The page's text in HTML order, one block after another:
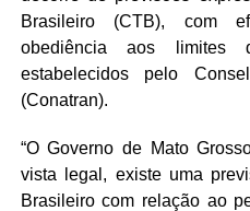
Brasileiro (CTB), com
obediência aos limites
estabelecidos pelo
(Conatran).
“O Governo de Mato
vista legal, existe uma
Brasileiro com relação ao